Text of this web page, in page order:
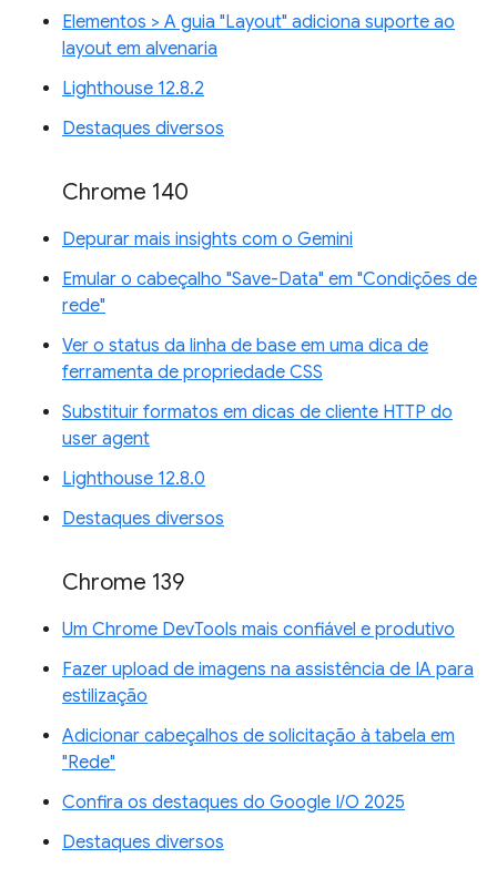
Elementos > A guia "Layout" adiciona suporte ao
layout em alvenaria
Lighthouse 12.8.2
Destaques diversos
Chrome 140
Depurar mais insights com o Gemini
Emular o cabeçalho "Save-Data" em "Condições de
rede"
Ver o status da linha de base em uma dica de
ferramenta de propriedade CSS
Substituir formatos em dicas de cliente HTTP do
user agent
Lighthouse 12.8.0
Destaques diversos
Chrome 139
Um Chrome DevTools mais confiável e produtivo
Fazer upload de imagens na assistência de IA para
estilização
Adicionar cabeçalhos de solicitação à tabela em
"Rede"
Confira os destaques do Google I/O 2025
Destaques diversos